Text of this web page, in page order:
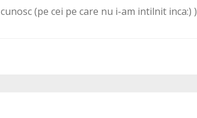
(pe cei pe care nu i-am intilnit inca:) )